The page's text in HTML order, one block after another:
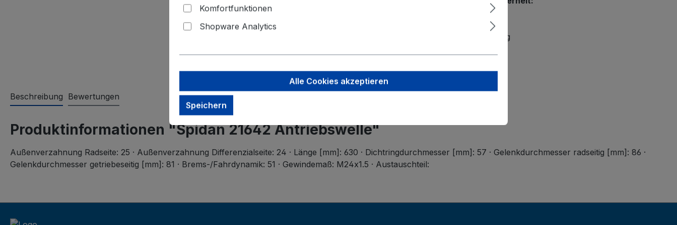
96486 Lautertal bei Coburg
Beschreibung Bewertungen
Produktinformationen "Spidan 21642 Antriebswelle"
Außenverzahnung Radseite: 25 · Außenverzahnung Differenzialseite: 24 · Länge [mm]: 630 · Dichtringdurchmesser [mm]: 57 · Gelenkdurchmesser radseitig [mm]: 86 ·
Gelenkdurchmesser getriebeseitig [mm]: 81 · Brems-/Fahrdynamik: 51 · Gewindemaß: M24x1.5 · Austauschteil:
Komfortfunktionen
Shopware Analytics
Alle Cookies akzeptieren
Speichern